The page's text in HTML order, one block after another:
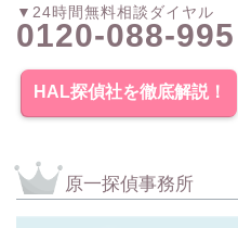
▼24時間無料相談ダイヤル
0120-088-995
HAL探偵社を徹底解説！
原一探偵事務所